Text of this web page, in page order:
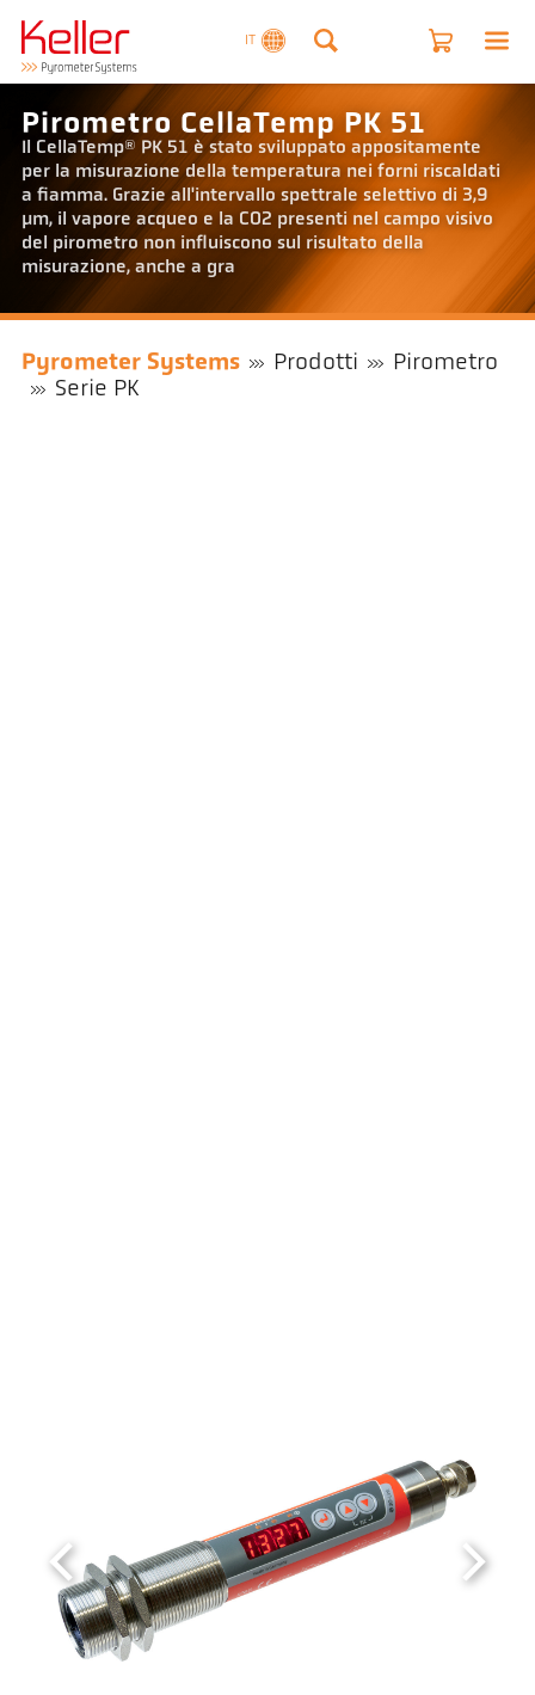
IT
Pirometro CellaTemp PK 51
Il CellaTemp® PK 51 è stato sviluppato appositamente
per la misurazione della temperatura nei forni riscaldati
a fiamma. Grazie all'intervallo spettrale selettivo di 3,9
µm, il vapore acqueo e la CO2 presenti nel campo visivo
del pirometro non influiscono sul risultato della
misurazione, anche a gra
Pyrometer Systems Prodotti
Pirometro
Serie PK